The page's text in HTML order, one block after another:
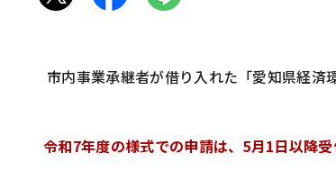
市内事業承継者が借り入れた「愛知県経
令和7年度の様式での申請は、5月1日以降